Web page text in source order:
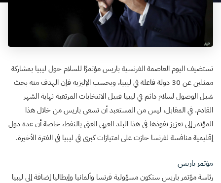
تستضيف اليوم العاصمة الفرنسية باريس مؤتمرًا للسلام حول ليبيا بمشاركة
ممثلين عن 30 دولة فاعلة في ليبيا، وبحسب الإليزيه فإن الهدف منه بحث
سُبل الوصول لسلام دائم في ليبيا قبيل الانتخابات المرتقبة نهاية الشهر
القادم. في المقابل، ليس من المستعبد أن تسعى باريس من خلال هذا
المؤتمر إلى تعزيز نفوذها في هذا البلد العربي الغني بالنفط، خاصة أن عدة دول
إقليمية منافسة لفرنسا حازت على امتيازات كبرى في ليبيا في الفترة الأخيرة.
مؤتمر باريس
رئاسة مؤتمر باريس ستكون مسؤولية فرنسا وألمانيا وإيطاليا إضافة إلى ليبيا